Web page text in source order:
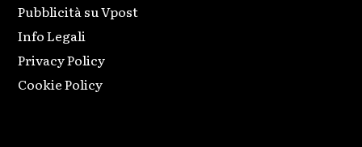
Pubblicità su Vpost
Info Legali
Privacy Policy
Cookie Policy